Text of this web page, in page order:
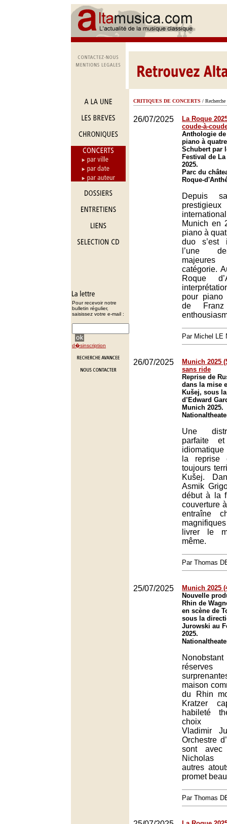
Pour recevoir notre
bulletin régulier,
saisissez votre e-mail :
d�sinscription
CRITIQUES DE CONCERTS / Recherche
26/07/2025
La Roque
coude-à-
Anthologie
piano à
Schubert par
Festival de
2025.
Parc du
Roque-
Depuis
Munich en
piano à
duo s’est
l’une
catégorie.
Roque
pour piano
de
Par Michel LE
26/07/2025
Munich 2025
sans ride
Reprise de
dans la mise
Kušej, sous
d’Edward
Munich 2025.
Une
parfaite
idiomatique
la reprise
toujours
Kušej.
Asmik
début à la
couverture
entraîne
livrer le
même.
Par Thomas
25/07/2025
Munich 2025
Nouvelle
Rhin de
en scène de
sous la
Jurowski au
2025.
maison
du Rhin
Kratzer
habileté
choix
Vladimir
Orchestre
sont
Nicholas
autres
promet
Par Thomas